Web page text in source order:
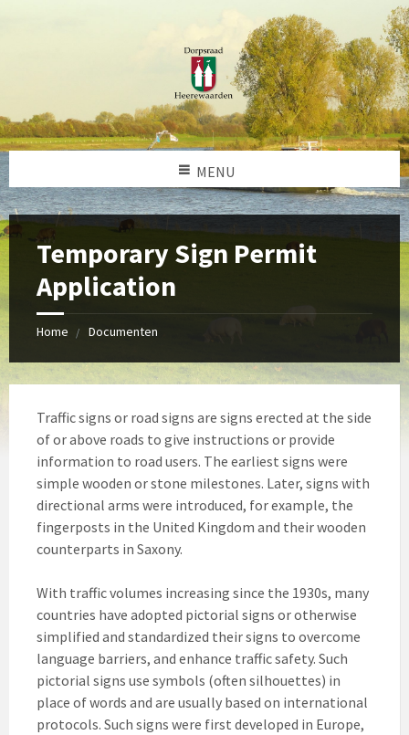
MENU
Temporary Sign Permit
Application
Home Documenten
Traffic signs or road signs are signs erected at the side
of or above roads to give instructions or provide
information to road users. The earliest signs were
simple wooden or stone milestones. Later, signs with
directional arms were introduced, for example, the
fingerposts in the United Kingdom and their wooden
counterparts in Saxony.
With traffic volumes increasing since the 1930s, many
countries have adopted pictorial signs or otherwise
simplified and standardized their signs to overcome
language barriers, and enhance traffic safety. Such
pictorial signs use symbols (often silhouettes) in
place of words and are usually based on international
protocols. Such signs were first developed in Europe,